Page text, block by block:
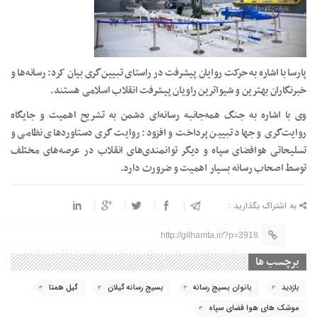
پارسا با اشاره به حرکت روایان پیشرفت در راستای تبیین‌گری بیان کرد: رسانه‌ها و
خبرنگاران بهترین و شیواترین راویان پیشرفت انقلاب اسلامی هستند.
وی با اشاره به جنگ همه‌جانبه رسانه‌ای دشمن به تشریح اهمیت و جایگاه
روایت‌گری و جهاد تبیین پرداخت و افزود: روایت گری دستاوردهای نظامی و
تسلیحاتی هوافضای سپاه و دیگر توانمندی‌های انقلاب در عرصه‌های مختلف
توسط اصحاب رسانه بسیار اهمیت و ضرورت دارد.
به اشتراک بگذارید :
http://gilhamta.ir/?p=3918
برچسب ها
بازدید بانوان بسیج رسانه بسیج رسانه گیلان
گیل همتا
موشک های هوا فضای سپاه